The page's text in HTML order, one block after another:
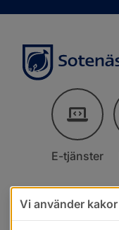
E-tjänster
Vi använder kakor